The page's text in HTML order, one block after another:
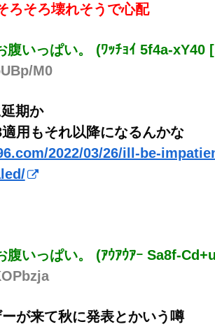
ろそろ壊れそうで心配
腹いっぱい。 (ﾜｯﾁｮｲ 5f4a-xY40
M0
期か
用もそれ以降になるんかな
2022/03/26/ill-be-
腹いっぱい。 (ｱｳｱｳｱｰ Sa8f-
が来て秋に発表とかいう噂